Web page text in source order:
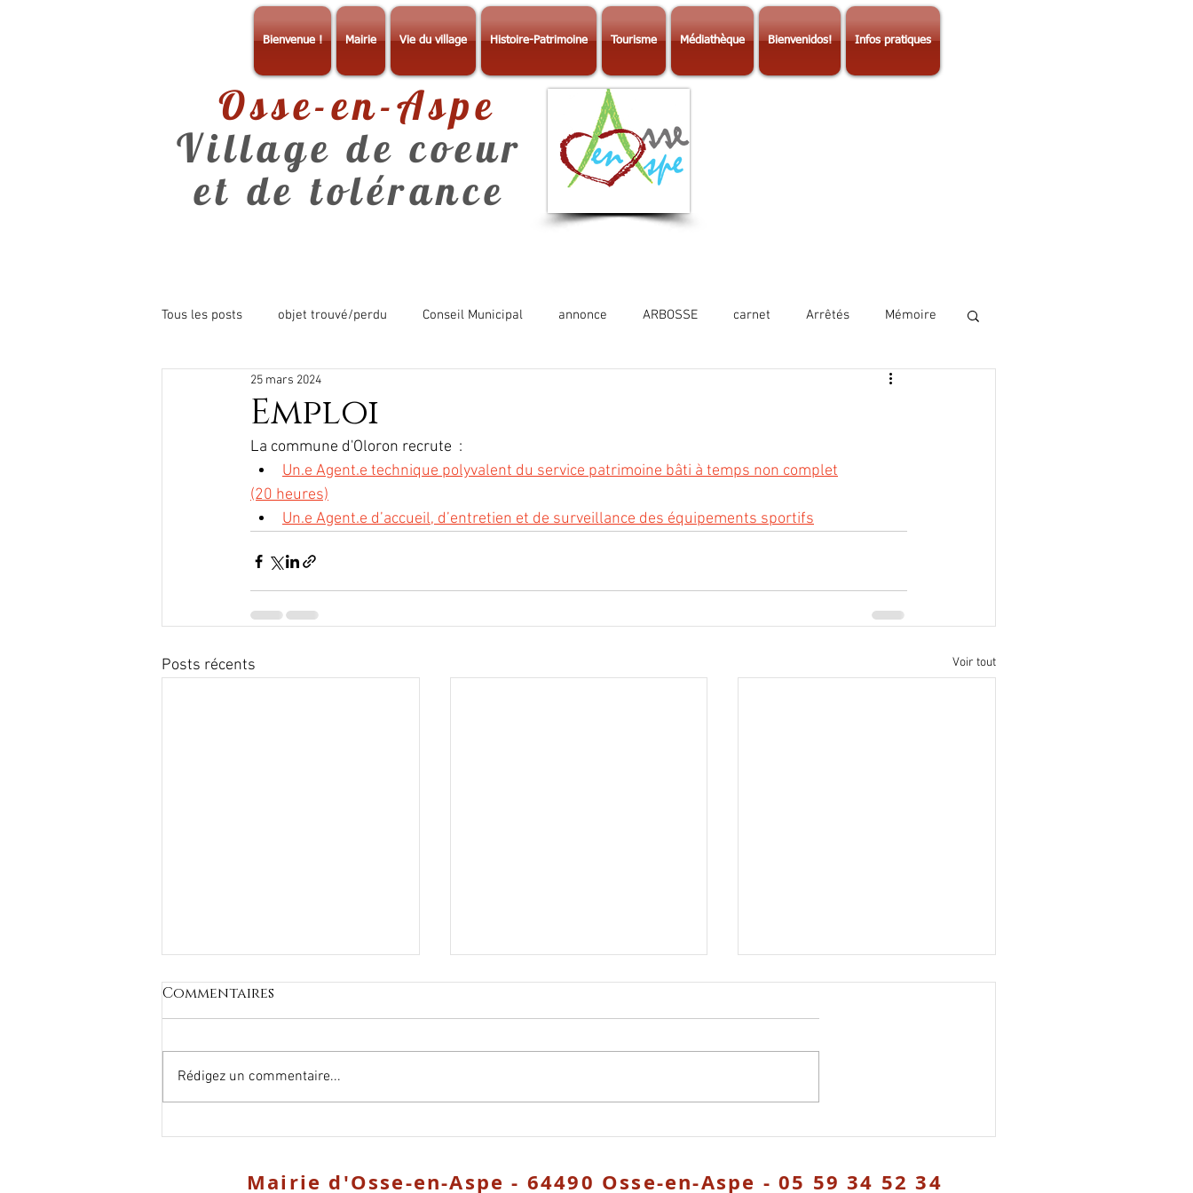
Bienvenue ! Mairie Vie du village Histoire-Patrimoine Tourisme Médiathèque Bienvenidos! Infos pratiques
Osse-en-Aspe
Village de coeur
et de tolérance
Tous les posts objet trouvé/perdu Conseil Municipal annonce ARBOSSE carnet Arrêtés Mémoire
consultation info mairie
Emploi
25 mars 2024
La commune d'Oloron recrute  :
Un.e Agent.e technique polyvalent du service patrimoine bâti à temps non complet
(20 heures)
Un.e Agent.e d’accueil, d’entretien et de surveillance des équipements sportifs
Posts récents Voir tout
Propriétaire
Animations du PARC
sensible » Du 15 avril au 26 avril...
Offres d'emploi
La commune d'Oloron recherche
de Lescun recherche...
Commentaires
Rédigez un commentaire...
Mairie d'Osse-en-Aspe - 64490 Osse-en-Aspe - 05 59 34 52 34